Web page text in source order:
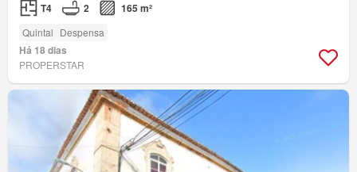
T4 2 165 m²
Quintal Despensa
Há 18 dias
PROPERSTAR